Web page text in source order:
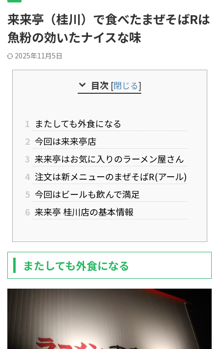
来来亭（桂川）で食べたまぜそばRは
魚粉の効いたナイスな味
2025年11月5日
目次 [閉じる]
1 またしても外食になる
2 今回は来来亭店
3 来来亭はお気に入りのラーメン屋さん
4 注文は新メニューのまぜそばR(アール)
5 今回はビールも飲んで満足
6 来来亭 桂川店の基本情報
またしても外食になる